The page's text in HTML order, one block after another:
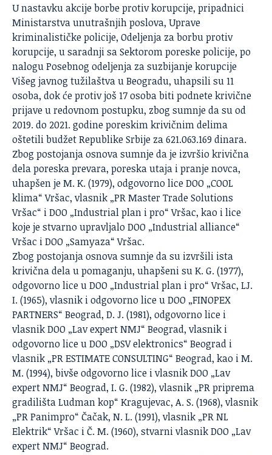
U nastavku akcije borbe protiv korupcije, pripadnici
Ministarstva unutrašnjih poslova, Uprave
kriminalističke policije, Odeljenja za borbu protiv
korupcije, u saradnji sa Sektorom poreske policije, po
nalogu Posebnog odeljenja za suzbijanje korupcije
Višeg javnog tužilaštva u Beogradu, uhapsili su 11
osoba, dok će protiv još 17 osoba biti podnete krivične
prijave u redovnom postupku, zbog sumnje da su od
2019. do 2021. godine poreskim krivičnim delima
oštetili budžet Republike Srbije za 621.063.169 dinara.
Zbog postojanja osnova sumnje da je izvršio krivična
dela poreska prevara, poreska utaja ipranje novca,
uhapšen je M. K. (1979), odgovorno lice DOO „COOL
klima“ Vršac, vlasnik „PR Master Trade Solutions
Vršac“ i DOO „Industrial plan i pro“ Vršac, kao i lice
koje je stvarno upravljalo DOO „Industrial alliance“
Vršac i DOO „Samyaza“ Vršac.
Zbog postojanja osnova sumnje da su izvršili ista
krivična dela u pomaganju, uhapšeni su K. G. (1977),
odgovorno lice u DOO „Industrial plan i pro“ Vršac, LJ.
I. (1965), vlasnik i odgovorno lice u DOO „FINOPEX
PARTNERS“ Beograd, D. J. (1981), odgovorno lice i
vlasnik DOO „Lav expert NMJ“ Beograd, vlasnik i
odgovorno lice u DOO „DSV elektronics“ Beograd i
vlasnik „PR ESTIMATE CONSULTING“ Beograd, kao i M.
M. (1994), bivše odgovorno lice i vlasnik DOO „Lav
expert NMJ“ Beograd, I. G. (1982), vlasnik „PR priprema
gradilišta Ludman kop“ Kragujevac, A. S. (1968), vlasnik
„PR Panimpro“ Čačak, N. L. (1991), vlasnik „PR NL
Elektrik“ Vršac i Č. M. (1960), stvarni vlasnik DOO „Lav
expert NMJ“ Beograd.